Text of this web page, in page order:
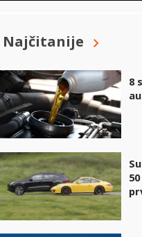
Najčitanije
8